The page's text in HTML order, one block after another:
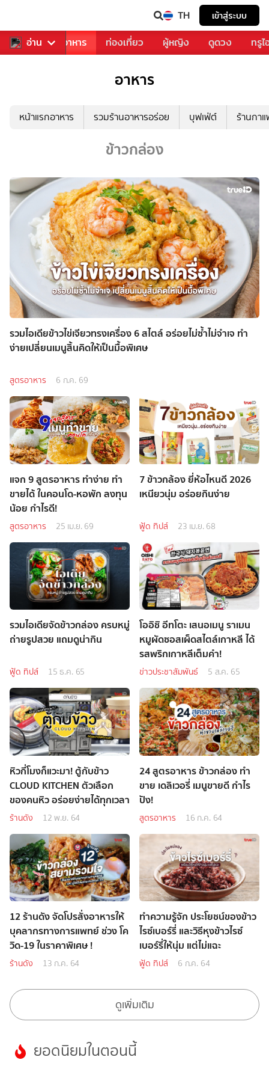
TH เข้าสู่ระบบ
อ่าน
การเพลง อาหาร ท่องเที่ยว ผู้หญิง ดูดวง ทรู
อาหาร
หน้าแรกอาหาร รวมร้านอาหารอร่อย บุฟเฟ่ต์ ร้านกา
ข้าวกล่อง
รวมไอเดียข้าวไข่เจียวทรงเครื่อง 6 สไตล์ อร่อยไม่ซ้ำไม่จำเจ ทำ
ง่ายเปลี่ยนเมนูสิ้นคิดให้เป็นมื้อพิเศษ
สูตรอาหาร 6 ก.ค. 69
แจก 9 สูตรอาหาร ทำง่าย ทำ
ขายได้ ในคอนโด-หอพัก ลงทุน
น้อย กำไรดี!
สูตรอาหาร 25 เม.ย. 69
7 ข้าวกล้อง ยี่ห้อไหนดี 2026
เหนียวนุ่ม อร่อยกินง่าย
ฟู้ด ทิปส์ 23 เม.ย. 68
รวมไอเดียจัดข้าวกล่อง ครบหมู่
ถ่ายรูปสวย แถมดูน่ากิน
ฟู้ด ทิปส์ 15 ธ.ค. 65
โออิชิ อีทโตะ เสนอเมนู ราเมน
หมูผัดซอสเผ็ดสไตล์เกาหลี ได้
รสพริกเกาหลีเต็มคำ!
ข่าวประชาสัมพันธ์ 5 ส.ค. 65
หิวกี่โมงก็แวะมา! ตู้กับข้าว
CLOUD KITCHEN ตัวเลือก
ของคนหิว อร่อยง่ายได้ทุกเวลา
ร้านดัง 12 พ.ย. 64
24 สูตรอาหาร ข้าวกล่อง ทำ
ขาย เดลิเวอรี่ เมนูขายดี กำไร
ปัง!
สูตรอาหาร 16 ก.ค. 64
12 ร้านดัง จัดโปรสั่งอาหารให้
บุคลากรทางการแพทย์ ช่วง โค
วิด-19 ในราคาพิเศษ !
ร้านดัง 13 ก.ค. 64
ทำความรู้จัก ประโยชน์ของข้าว
ไรซ์เบอร์รี่ และวิธีหุงข้าวไรซ์
เบอร์รี่ให้นุ่ม แต่ไม่แฉะ
ฟู้ด ทิปส์ 6 ก.ค. 64
ดูเพิ่มเติม
ยอดนิยมในตอนนี้